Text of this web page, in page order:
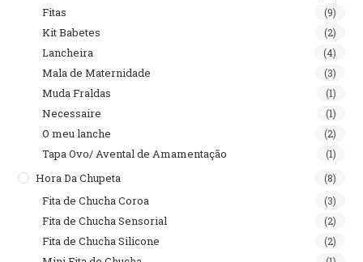
Fitas (9)
Kit Babetes (2)
Lancheira (4)
Mala de Maternidade (3)
Muda Fraldas (1)
Necessaire (1)
O meu lanche (2)
Tapa Ovo/ Avental de Amamentação (1)
Hora Da Chupeta (8)
Fita de Chucha Coroa (3)
Fita de Chucha Sensorial (2)
Fita de Chucha Silicone (2)